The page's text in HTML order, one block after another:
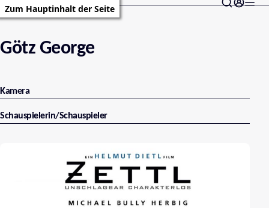
Zum Hauptinhalt der Seite
Götz George
Kamera
Schauspielerin/Schauspieler